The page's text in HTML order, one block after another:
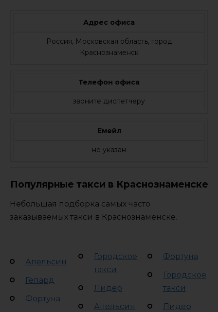
Адрес офиса
Россия, Московская область, город
Краснознаменск
Телефон офиса
звоните диспетчеру
Емейл
не указан
Популярные такси в Краснознаменске
Небольшая подборка самых часто
заказываемых такси в Краснознаменске.
Апельсин
Гепард
Фортуна
Городское
такси
Лидер
Апельсин
Фортуна
Городское
такси
Лидер